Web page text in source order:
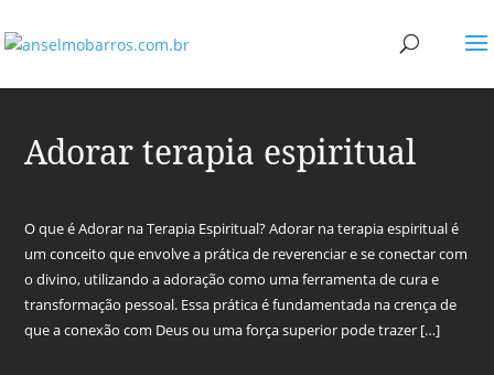
Adorar terapia espiritual
O que é Adorar na Terapia Espiritual? Adorar na terapia espiritual é
um conceito que envolve a prática de reverenciar e se conectar com
o divino, utilizando a adoração como uma ferramenta de cura e
transformação pessoal. Essa prática é fundamentada na crença de
que a conexão com Deus ou uma força superior pode trazer […]